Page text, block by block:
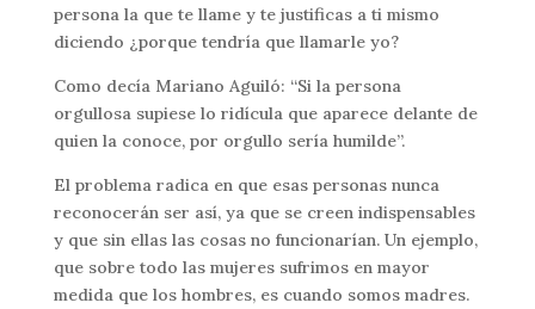
persona la que te llame y te justificas a ti mismo
diciendo ¿porque tendría que llamarle yo?
Como decía Mariano Aguiló: “Si la persona
orgullosa supiese lo ridícula que aparece delante de
quien la conoce, por orgullo sería humilde”.
El problema radica en que esas personas nunca
reconocerán ser así, ya que se creen indispensables
y que sin ellas las cosas no funcionarían. Un ejemplo,
que sobre todo las mujeres sufrimos en mayor
medida que los hombres, es cuando somos madres.